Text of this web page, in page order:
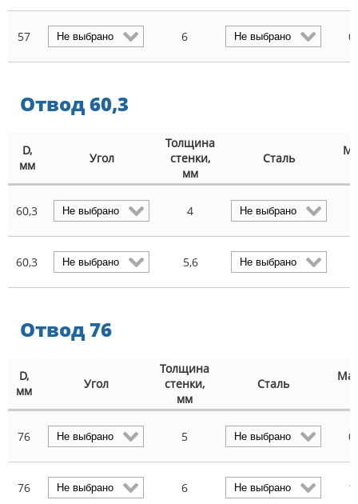
57 6
Отвод 60,3
D,
мм
Угол
Толщина
стенки,
мм
Сталь
60,3 4
60,3 5,6
Отвод 76
D,
мм
Угол
Толщина
стенки,
мм
Сталь
76 5
76 6